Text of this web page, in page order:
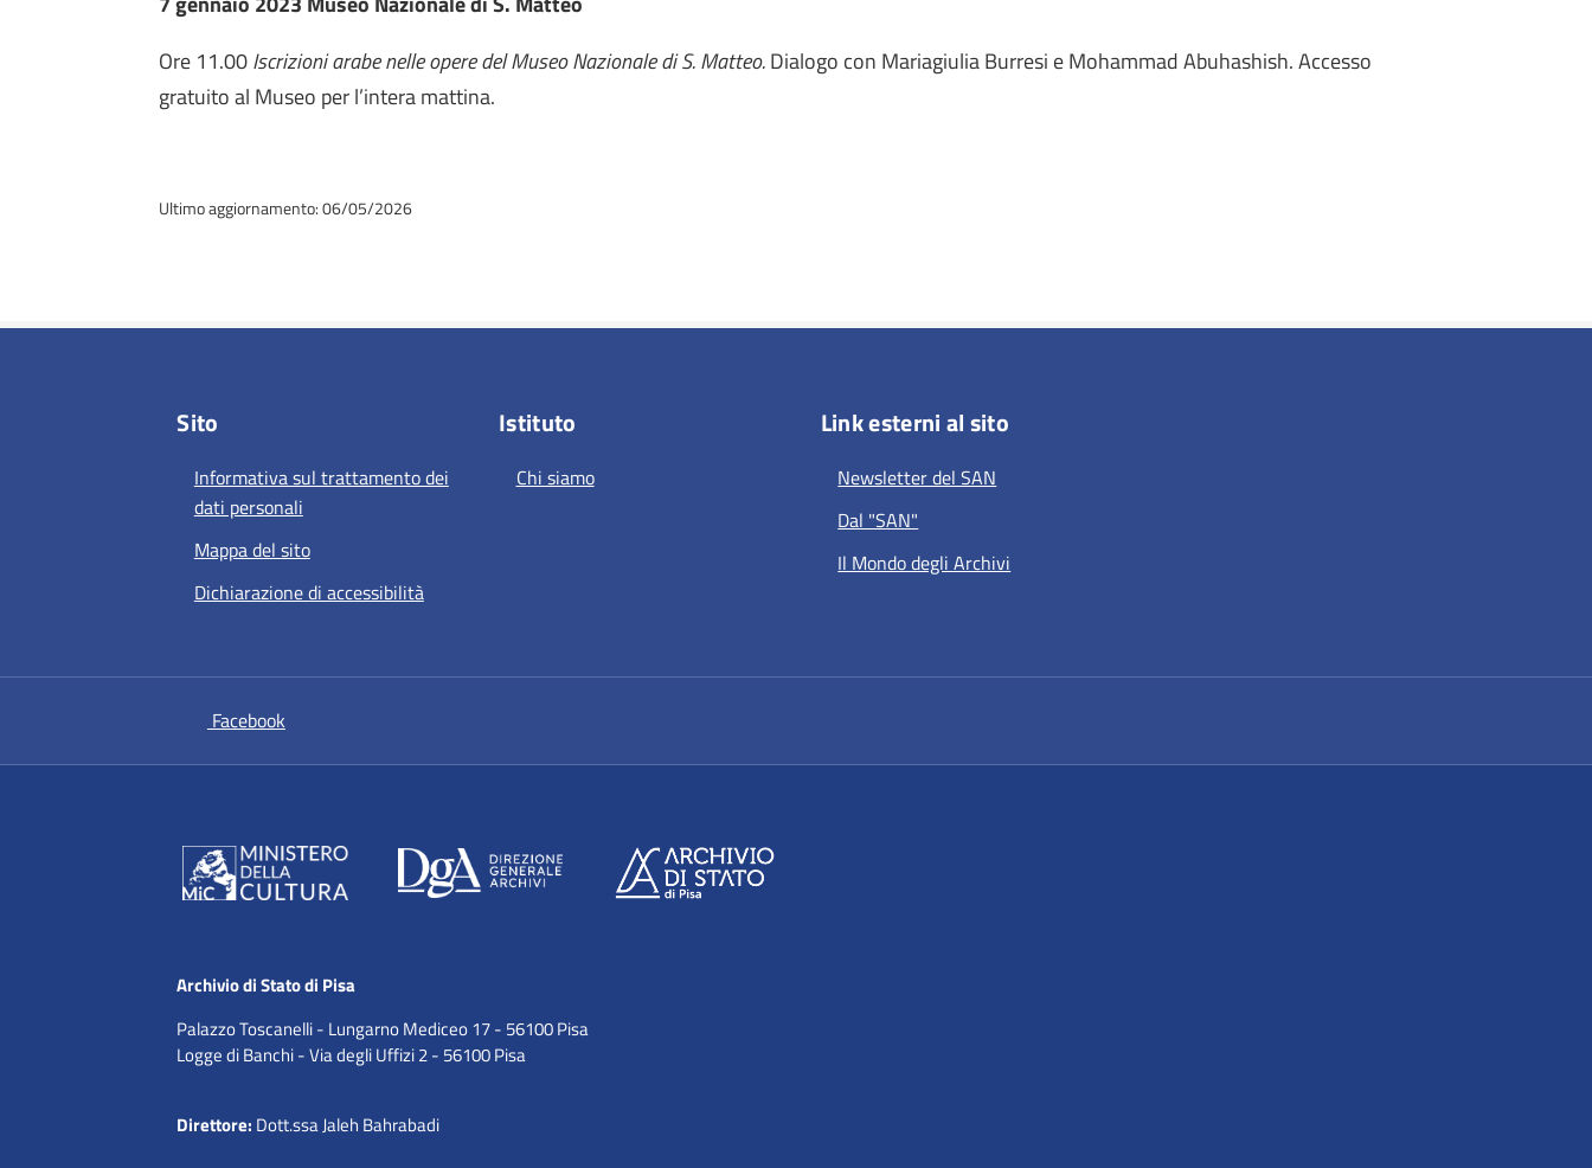
Ore 11.00Iscrizioni arabe nelle operedel Museo Nazionale di S. Matteo.Dialogo con Mariagiulia Burresi e Mohammad Abuhashish. Accesso
gratuito al Museo per l’intera mattina.
Ultimo aggiornamento: 06/05/2026
Sito
Informativa sul trattamento dei
dati personali
Mappa del sito
Dichiarazione di accessibilità
Istituto
Chi siamo
Link esterni al sito
Newsletter del SAN
Dal "SAN"
Il Mondo degli Archivi
Facebooksi apre in una nuova scheda
Archivio di Stato di Pisa
Palazzo Toscanelli - Lungarno Mediceo 17 - 56100 Pisa
Logge di Banchi - Via degli Uffizi 2 - 56100 Pisa
Direttore: Dott.ssa Jaleh Bahrabadi